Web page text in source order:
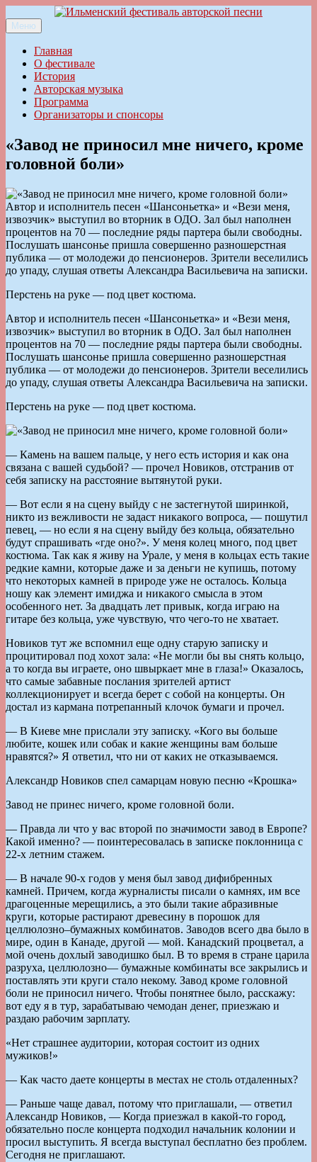
к
содержимому
Ильменский фестиваль авторской песни
Меню
Главная
О фестивале
История
Авторская музыка
Программа
Организаторы и спонсоры
«Завод не приносил мне ничего, кроме
головной боли»
Автор и исполнитель песен «Шансоньетка» и «Вези меня,
извозчик» выступил во вторник в ОДО. Зал был наполнен
процентов на 70 — последние ряды партера были свободны.
Послушать шансонье пришла совершенно разношерстная
публика — от молодежи до пенсионеров. Зрители веселились
до упаду, слушая ответы Александра Васильевича на записки.
Перстень на руке — под цвет костюма.
Автор и исполнитель песен «Шансоньетка» и «Вези меня,
извозчик» выступил во вторник в ОДО. Зал был наполнен
процентов на 70 — последние ряды партера были свободны.
Послушать шансонье пришла совершенно разношерстная
публика — от молодежи до пенсионеров. Зрители веселились
до упаду, слушая ответы Александра Васильевича на записки.
Перстень на руке — под цвет костюма.
— Камень на вашем пальце, у него есть история и как она
связана с вашей судьбой? — прочел Новиков, отстранив от
себя записку на расстояние вытянутой руки.
— Вот если я на сцену выйду с не застегнутой ширинкой,
никто из вежливости не задаст никакого вопроса, — пошутил
певец, — но если я на сцену выйду без кольца, обязательно
будут спрашивать «где оно?». У меня колец много, под цвет
костюма. Так как я живу на Урале, у меня в кольцах есть такие
редкие камни, которые даже и за деньги не купишь, потому
что некоторых камней в природе уже не осталось. Кольца
ношу как элемент имиджа и никакого смысла в этом
особенного нет. За двадцать лет привык, когда играю на
гитаре без кольца, уже чувствую, что чего-то не хватает.
Новиков тут же вспомнил еще одну старую записку и
процитировал под хохот зала: «Не могли бы вы снять кольцо,
а то когда вы играете, оно швыркает мне в глаза!» Оказалось,
что самые забавные послания зрителей артист
коллекционирует и всегда берет с собой на концерты. Он
достал из кармана потрепанный клочок бумаги и прочел.
— В Киеве мне прислали эту записку. «Кого вы больше
любите, кошек или собак и какие женщины вам больше
нравятся?» Я ответил, что ни от каких не отказываемся.
Александр Новиков спел самарцам новую песню «Крошка»
Завод не принес ничего, кроме головной боли.
— Правда ли что у вас второй по значимости завод в Европе?
Какой именно? — поинтересовалась в записке поклонница с
22-х летним стажем.
— В начале 90-х годов у меня был завод дифибренных
камней. Причем, когда журналисты писали о камнях, им все
драгоценные мерещились, а это были такие абразивные
круги, которые растирают древесину в порошок для
целлюлозно–бумажных комбинатов. Заводов всего два было в
мире, один в Канаде, другой — мой. Канадский процветал, а
мой очень дохлый заводишко был. В то время в стране царила
разруха, целлюлозно— бумажные комбинаты все закрылись и
поставлять эти круги стало некому. Завод кроме головной
боли не приносил ничего. Чтобы понятнее было, расскажу:
вот еду я в тур, зарабатываю чемодан денег, приезжаю и
раздаю рабочим зарплату.
«Нет страшнее аудитории, которая состоит из одних
мужиков!»
— Как часто даете концерты в местах не столь отдаленных?
— Раньше чаще давал, потому что приглашали, — ответил
Александр Новиков, — Когда приезжал в какой-то город,
обязательно после концерта подходил начальник колонии и
просил выступить. Я всегда выступал бесплатно без проблем.
Сегодня не приглашают.